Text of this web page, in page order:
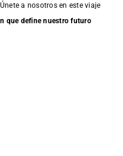
a nosotros en este viaje
que define nuestro futuro